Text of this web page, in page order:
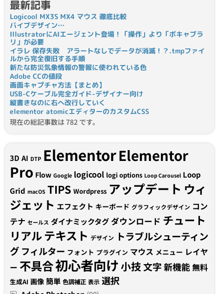
最新記事
Logicool MX3S MX4 マウス 徹底比較
バイブデザイン…
IllustratorにAIエージェント登場！「操作」より「ボキャブラ
リ」が必要
イラレ 保存失敗 アラートなしでデータが消滅！？.tmpファイ
ルから完全復旧する手順
新たな防災気象情報の警報に使われている色
Adobe CCの値段
画面キャプチャ方法【まとめ】
USB-Cケーブル完全ガイド-デザイナー向け
縦書きなのに右へ改行していく
elementor atomicエディターのカスタムCSS
現在の総記事数は 782 です。
3D AI DTP ElementorElementor
Pro Flow Google logicool logi options Loop Carousel Loop
Grid macOS TIPS Wordpress アップデート ウィ
ジェット エフェクト キーボード グラフィックデザイン コン
テナ セールス ダイナミックタグダウンロード チュート
リアルテキスト デザイン トラブルシューティン
グ フィルター フォント プラグイン マウス メニュー レイヤ
ー 不具合初心者向け小技文字新機能無料
生成AI 画像 簡単 色調補正 表示 選択